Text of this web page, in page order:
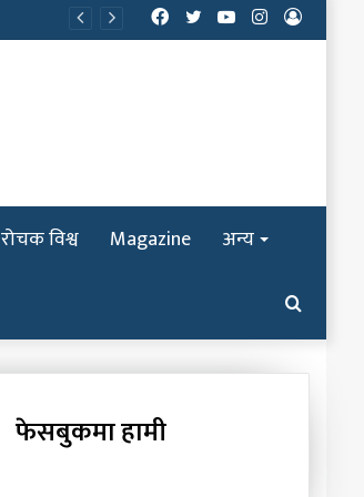
Log
Instagram
YouTube
Twitter
Facebook
रोचक विश्व Magazine अन्य
Search
for
फेसबुकमा हामी